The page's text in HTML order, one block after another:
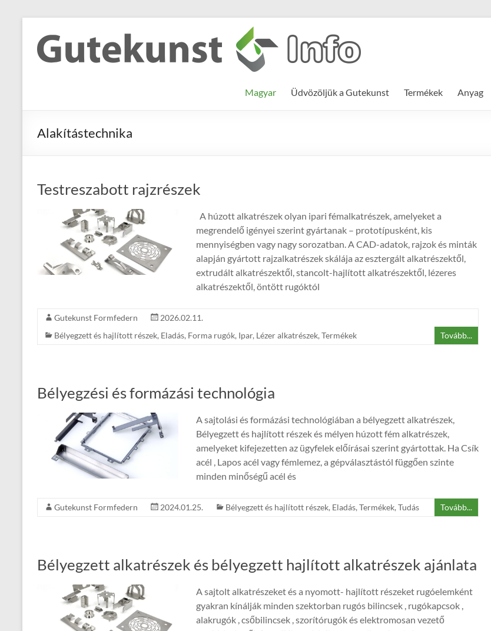
content
Gutekunst
Formfedern
Informationen
und
Wissenswertes
Magyar Üdvözöljük a Gutekunst Termékek Anyag
Alakítástechnika
Testreszabott rajzrészek
A húzott alkatrészek olyan ipari fémalkatrészek, amelyeket a
megrendelő igényei szerint gyártanak – prototípusként, kis
mennyiségben vagy nagy sorozatban. A CAD-adatok, rajzok és minták
alapján gyártott rajzalkatrészek skálája az esztergált alkatrészektől,
extrudált alkatrészektől, stancolt-hajlított alkatrészektől, lézeres
alkatrészektől, öntött rugóktól
Gutekunst Formfedern
2026.02.11.
Bélyegzett és hajlított részek, Eladás, Forma rugók, Ipar, Lézer alkatrészek, Termékek Tovább...
Bélyegzési és formázási technológia
A sajtolási és formázási technológiában a bélyegzett alkatrészek,
Bélyegzett és hajlított részek és mélyen húzott fém alkatrészek,
amelyeket kifejezetten az ügyfelek előírásai szerint gyártottak. Ha Csík
acél , Lapos acél vagy fémlemez, a gépválasztástól függően szinte
minden minőségű acél és
Gutekunst Formfedern 2024.01.25. Bélyegzett és hajlított részek, Eladás, Termékek, Tudás Tovább...
Bélyegzett alkatrészek és bélyegzett hajlított alkatrészek ajánlata
A sajtolt alkatrészeket és a nyomott- hajlított részeket rugóelemként
gyakran kínálják minden szektorban rugós bilincsek , rugókapcsok ,
alakrugók , csőbilincsek , szorítórugók és elektromosan vezető